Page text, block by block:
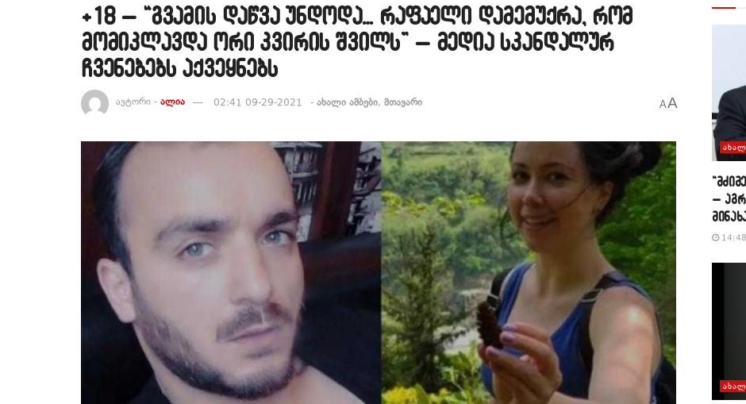
+18 – “გვამის დაწვა უნდოდა… რაფაელი დამემუქრა, რომ
მომიკლავდა ორი კვირის შვილს” – მედია სკანდალურ
ჩვენებებს აქვეყნებს
ავტორი - ალია 02:41 09-29-2021 - ახალი ამბები, მთავარი AA
–